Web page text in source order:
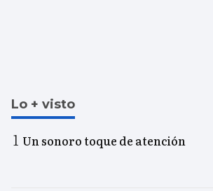
Lo + visto
Un sonoro toque de atención